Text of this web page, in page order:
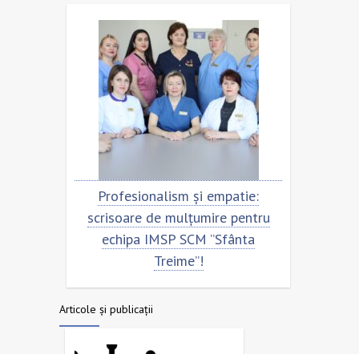
Profesionalism și empatie:
scrisoare de mulțumire pentru
echipa IMSP SCM ”Sfânta
Treime”!
Articole și publicații